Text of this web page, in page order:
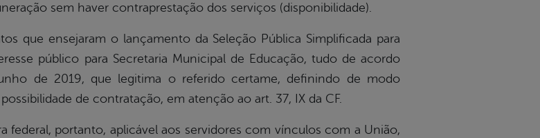
sem haver contraprestação dos serviços (disponibilidade).
ensejaram o lançamento da Seleção Pública Simplificada para
público para Secretaria Municipal de Educação, tudo de acordo
de 2019, que legitima o referido certame, definindo de modo
de contratação, em atenção ao art. 37, IX da CF.
portanto, aplicável aos servidores com vínculos com a União,